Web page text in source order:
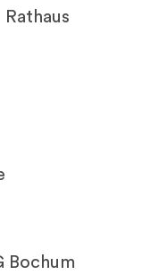
Rathaus
Bochum